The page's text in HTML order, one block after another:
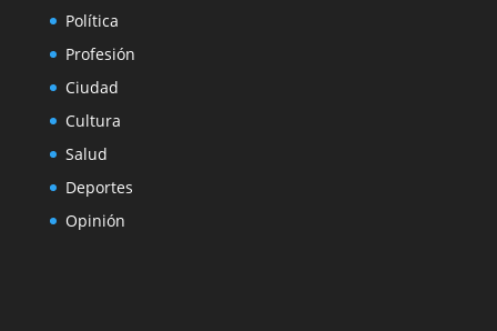
Política
Profesión
Ciudad
Cultura
Salud
Deportes
Opinión